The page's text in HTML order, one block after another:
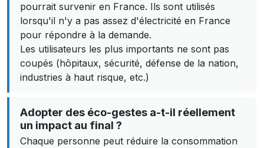
pourrait survenir en France. Ils sont utilisés
lorsqu'il n'y a pas assez d'électricité en France
pour répondre à la demande.
Les utilisateurs les plus importants ne sont pas
coupés (hôpitaux, sécurité, défense de la nation,
industries à haut risque, etc.)
Adopter des éco-gestes a-t-il réellement
un impact au final ?
Chaque personne peut réduire la consommation